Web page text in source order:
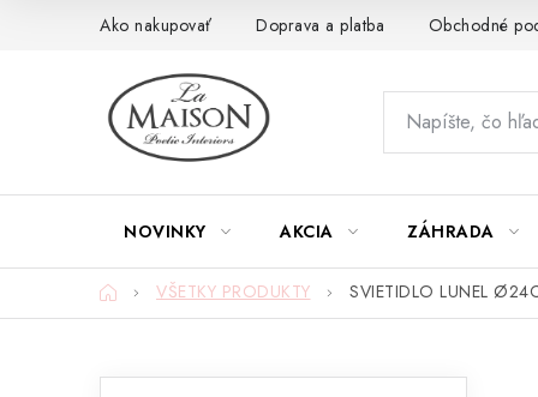
Ako nakupovať Doprava a platba Obchodné
NOVINKY AKCIA ZÁHRADA
DomovVŠETKY PRODUKTY SVIETIDLO LUNEL